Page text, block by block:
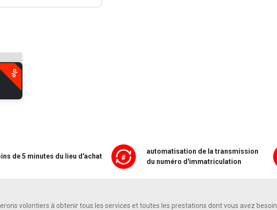
de 5 minutes du lieu d'achat
automatisation de la transmission
du numéro d'immatriculation
volontiers à obtenir tous les services et toutes les prestations dont vous avez besoin.